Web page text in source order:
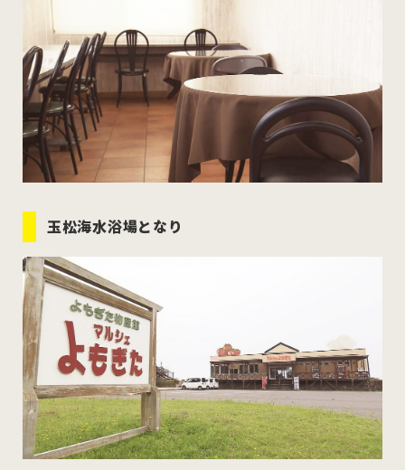
玉松海水浴場となり